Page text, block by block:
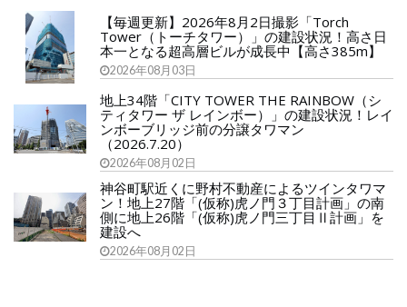
【毎週更新】2026年8月2日撮影「Torch
Tower（トーチタワー）」の建設状況！高さ日
本一となる超高層ビルが成長中【高さ385m】
2026年08月03日
地上34階「CITY TOWER THE RAINBOW（シ
ティタワー ザ レインボー）」の建設状況！レイ
ンボーブリッジ前の分譲タワマン
（2026.7.20）
2026年08月02日
神谷町駅近くに野村不動産によるツインタワマ
ン！地上27階「(仮称)虎ノ門３丁目計画」の南
側に地上26階「(仮称)虎ノ門三丁目Ⅱ計画」を
建設へ
2026年08月02日